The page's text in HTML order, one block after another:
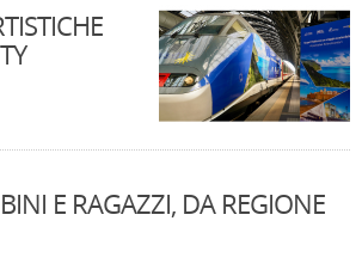
E RAGAZZI, DA REGIONE